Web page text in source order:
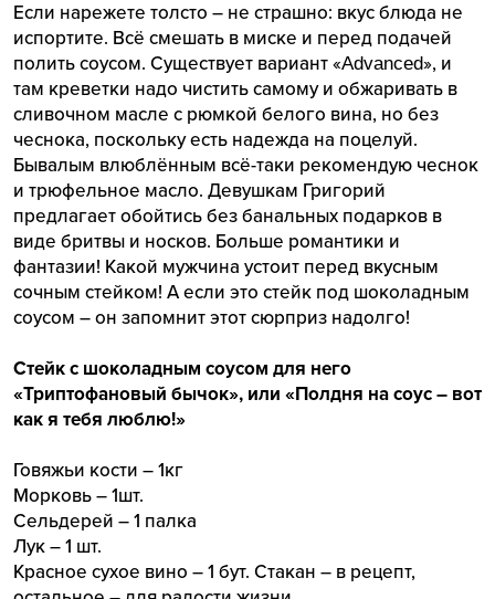
Если нарежете толсто – не страшно: вкус блюда не
испортите. Всё смешать в миске и перед подачей
полить соусом. Существует вариант «Advanced», и
там креветки надо чистить самому и обжаривать в
сливочном масле с рюмкой белого вина, но без
чеснока, поскольку есть надежда на поцелуй.
Бывалым влюблённым всё-таки рекомендую чеснок
и трюфельное масло. Девушкам Григорий
предлагает обойтись без банальных подарков в
виде бритвы и носков. Больше романтики и
фантазии! Какой мужчина устоит перед вкусным
сочным стейком! А если это стейк под шоколадным
соусом – он запомнит этот сюрприз надолго!
Стейк с шоколадным соусом для него
«Триптофановый бычок», или «Полдня на соус – вот
как я тебя люблю!»
Говяжьи кости – 1кг
Морковь – 1шт.
Сельдерей – 1 палка
Лук – 1 шт.
Красное сухое вино – 1 бут. Стакан – в рецепт,